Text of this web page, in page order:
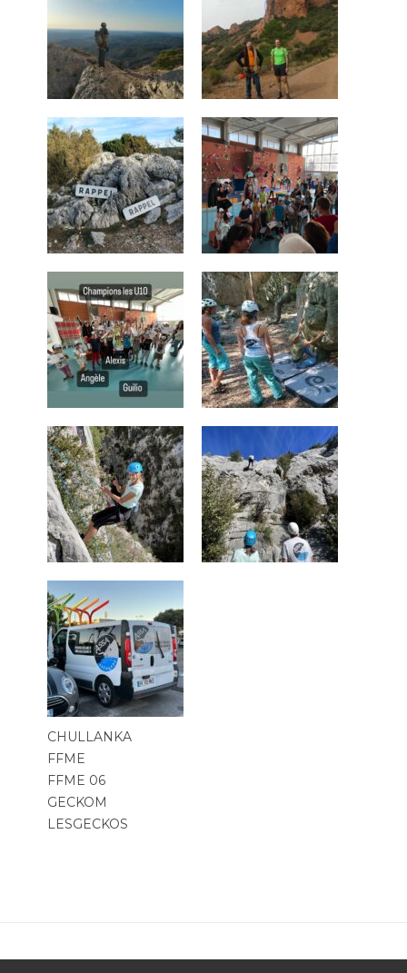
CHULLANKA
FFME
FFME 06
GECKOM
LESGECKOS